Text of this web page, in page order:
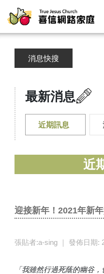
消息快搜
最新消息
近期訊息
近
迎接新年！2021年新
張貼者:a-sing ｜ 發佈日期:
「我雖然行過死蔭的幽谷